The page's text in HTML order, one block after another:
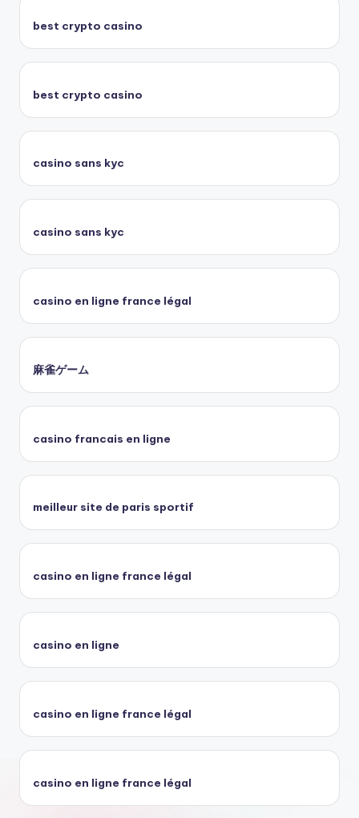
best crypto casino
best crypto casino
casino sans kyc
casino sans kyc
casino en ligne france légal
麻雀ゲーム
casino francais en ligne
meilleur site de paris sportif
casino en ligne france légal
casino en ligne
casino en ligne france légal
casino en ligne france légal